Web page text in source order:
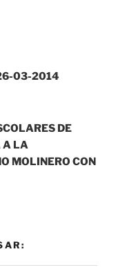
03-2014
DE
A LA
MOLINERO CON